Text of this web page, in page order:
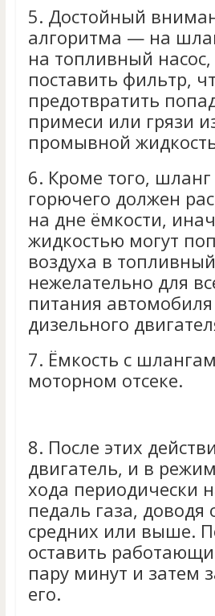
5. Достойный
алгоритма — на
на топливный
поставить фильтр,
предотвратить
примеси или грязи
промывной
6. Кроме того,
горючего должен
на дне ёмкости,
жидкостью могут
воздуха в
нежелательно для
питания
дизельного
7. Ёмкость с
моторном отсеке.
8. После этих
двигатель, и в
хода периодически
педаль газа, доводя
средних или выше.
оставить
пару минут и затем
его.